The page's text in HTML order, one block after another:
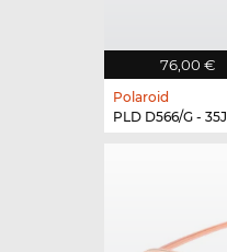
76,00 €
Polaroid
PLD D566/G - 35J